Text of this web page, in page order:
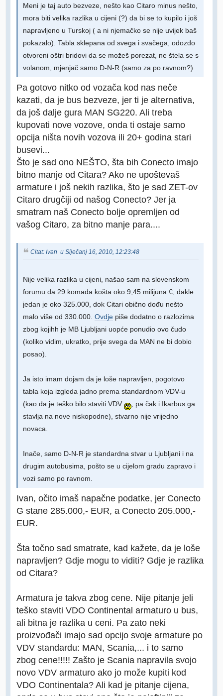
Meni je taj auto bezveze, nešto kao Citaro minus nešto,
mora biti velika razlika u cijeni (?) da bi se to kupilo i još
napravljeno u Turskoj ( a ni njemačko se nije uvijek baš
pokazalo). Tabla sklepana od svega i svačega, odozdo
otvoreni oštri bridovi da se možeš porezat, ne štela se s
volanom, mjenjač samo D-N-R (samo za po ravnom?)
Pa gotovo nitko od vozača kod nas neče
kazati, da je bus bezveze, jer ti je alternativa,
da još dalje gura MAN SG220. Ali treba
kupovati nove vozove, onda ti ostaje samo
opcija ništa novih vozova ili 20+ godina stari
busevi...
Što je sad ono NEŠTO, šta bih Conecto imajo
bitno manje od Citara? Ako ne upoštevaš
armature i još nekih razlika, što je sad ZET-ov
Citaro drugčiji od našog Conecto? Jer ja
smatram naš Conecto bolje opremljen od
vašog Citaro, za bitno manje para....
Citat: Ivan u Siječanj 16, 2010, 12:23:48
Nije velika razlika u cijeni, našao sam na slovenskom
forumu da 29 komada košta oko 9,45 milijuna €, dakle
jedan je oko 325.000, dok Citari obično dođu nešto
malo više od 330.000. Ovdje piše dodatno o razlozima
zbog kojihh je MB Ljubljani uopće ponudio ovo čudo
(koliko vidim, ukratko, prije svega da MAN ne bi dobio
posao).
Ja isto imam dojam da je loše napravljen, pogotovo
tabla koja izgleda jadno prema standardnom VDV-u
(kao da je teško bilo staviti VDV
, pa čak i Ikarbus ga
stavlja na nove niskopodne), stvarno nije vrijedno
novaca.
Inače, samo D-N-R je standardna stvar u Ljubljani i na
drugim autobusima, pošto se u cijelom gradu zapravo i
vozi samo po ravnom.
Ivan, očito imaš napačne podatke, jer Conecto
G stane 285.000,- EUR, a Conecto 205.000,-
EUR.
Šta točno sad smatrate, kad kažete, da je loše
napravljen? Gdje mogu to viditi? Gdje je razlika
od Citara?
Armatura je takva zbog cene. Nije pitanje jeli
teško staviti VDO Continental armaturo u bus,
ali bitna je razlika u ceni. Pa zato neki
proizvođači imajo sad opcijo svoje armature po
VDV standardu: MAN, Scania,... i to samo
zbog cene!!!!! Zašto je Scania napravila svojo
novo VDV armaturo ako jo može kupiti kod
VDO Continentala? Ali kad je pitanje cijena,